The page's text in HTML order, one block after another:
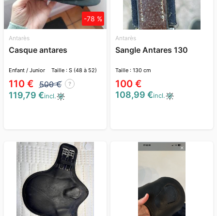
Antarès
Casque antares
Enfant / Junior Taille : S (48 à 52)
110 € 500 € ?
-78 %
119,79 €incl.
Antarès
Sangle Antares 130
Taille : 130 cm
100 €
108,99 €incl.